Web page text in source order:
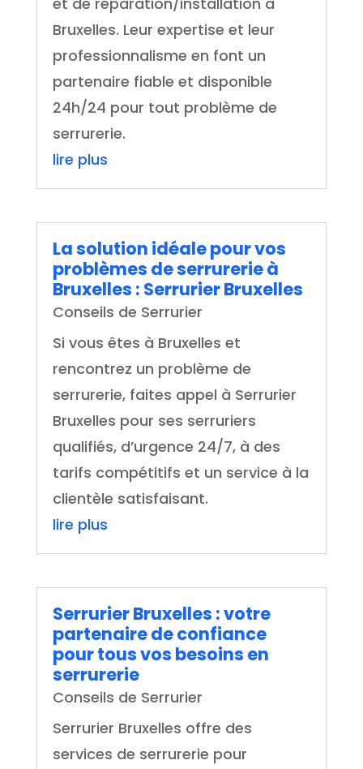
Bruxelles. Leur expertise et leur
professionnalisme en font un
partenaire fiable et disponible
24h/24 pour tout problème de
serrurerie.
lire plus
La solution idéale pour vos
problèmes de serrurerie à
Bruxelles : Serrurier Bruxelles
Conseils de Serrurier
Si vous êtes à Bruxelles et
rencontrez un problème de
serrurerie, faites appel à Serrurier
Bruxelles pour ses serruriers
qualifiés, d’urgence 24/7, à des
tarifs compétitifs et un service à la
clientèle satisfaisant.
lire plus
Serrurier Bruxelles : votre
partenaire de confiance
pour tous vos besoins en
serrurerie
Conseils de Serrurier
Serrurier Bruxelles offre des
services de serrurerie pour